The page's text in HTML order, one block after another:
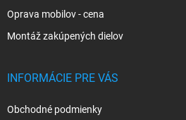
Oprava mobilov - cena
Montáž zakúpených dielov
INFORMÁCIE PRE VÁS
Obchodné podmienky